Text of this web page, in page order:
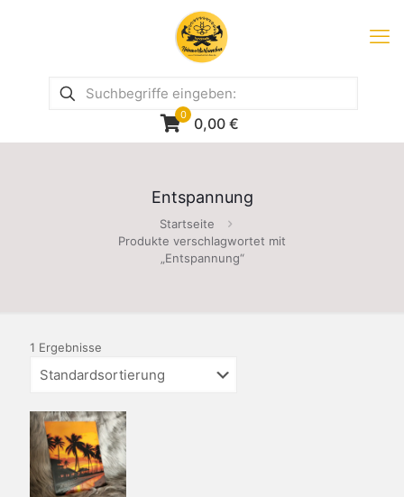
0 0,00 €
Entspannung
Startseite
Produkte verschlagwortet mit
„Entspannung“
1 Ergebnisse